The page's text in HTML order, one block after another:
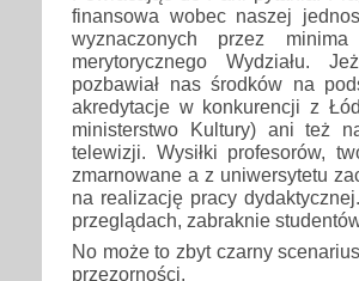
finansowa wobec naszej
wyznaczonych przez
merytorycznego Wydziału.
pozbawiał nas środków na
akredytacje w konkurencji z
ministerstwo Kultury) ani też
telewizji. Wysiłki profesorów,
zmarnowane a z uniwersytetu
na realizację pracy
przeglądach, zabraknie
No może to zbyt czarny
przezorności.